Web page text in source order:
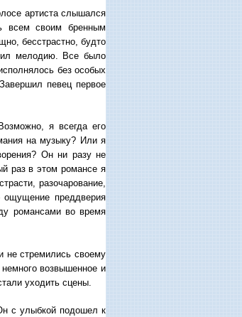
артиста слышался
всем своим бренным
бесстрастно, будто
мелодию. Все было
без особых
певец первое
я всегда его
на музыку? Или я
Он ни разу не
раз в этом романсе я
разочарование,
преддверия
романсами во время
не стремились своему
возвышенное и
уходить сцены.
с улыбкой подошел к